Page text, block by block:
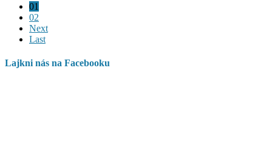
01
02
Next
Last
Lajkni nás na Facebooku